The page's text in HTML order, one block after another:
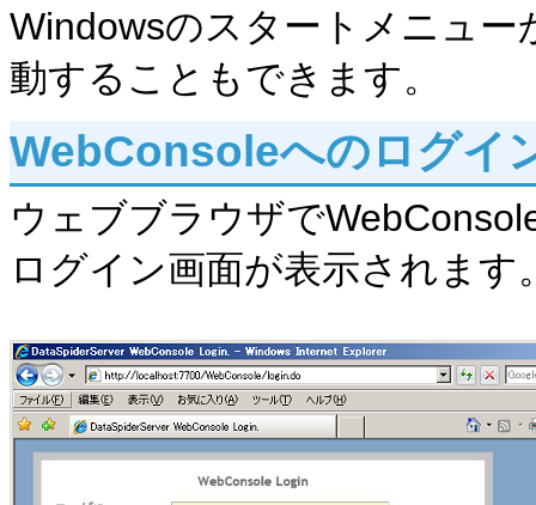
Windowsのスタートメニュ
動することもできます。
WebConsoleへのログイ
ウェブブラウザで
ログイン画面が表示されます